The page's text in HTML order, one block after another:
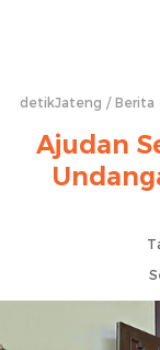
detikJateng Berita
Ajudan